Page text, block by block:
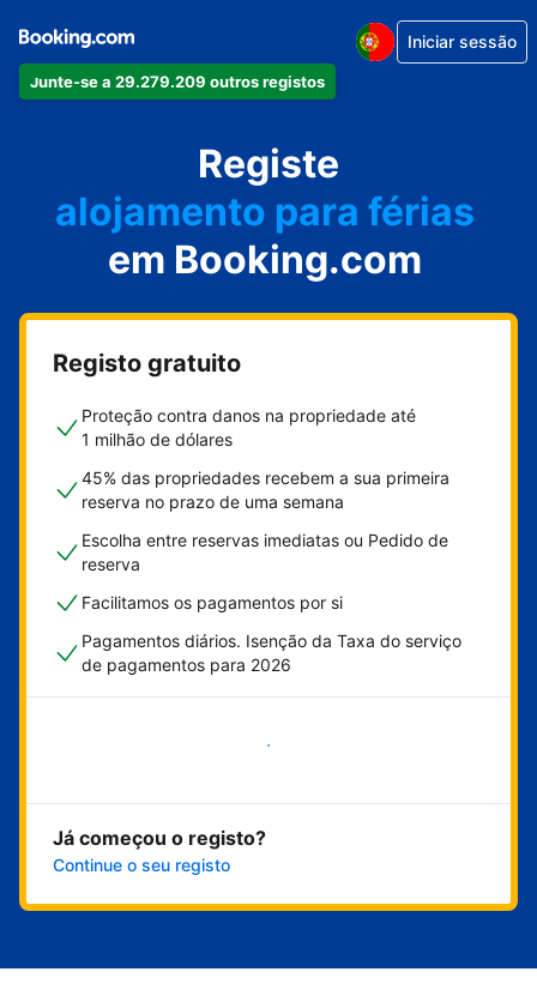
Junte-se a 29.279.209 outros registos
Iniciar sessão
Registe
o seu apartamento
o seu hotel
alojamento para férias
a sua villa
o seu hostel
em Booking.com
Registo gratuito
Proteção contra danos na propriedade até
1 milhão de dólares
45% das propriedades recebem a sua primeira
reserva no prazo de uma semana
Escolha entre reservas imediatas ou Pedido de
reserva
Facilitamos os pagamentos por si
Pagamentos diários. Isenção da Taxa do serviço
de pagamentos para 2026
Comece já
Já começou o registo?
Continue o seu registo